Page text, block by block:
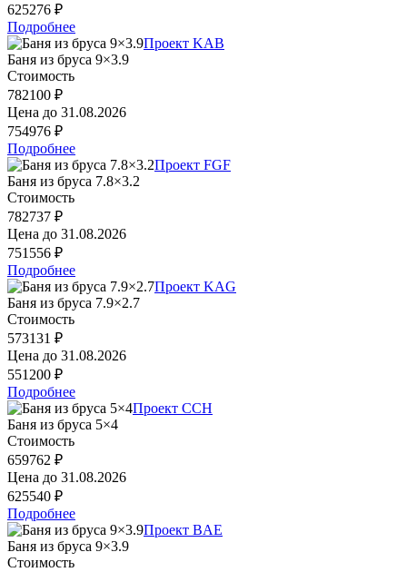
625276 ₽
Подробнее
Проект KAB
Баня из бруса 9×3.9
Стоимость
782100 ₽
Цена до 31.08.2026
754976 ₽
Подробнее
Проект FGF
Баня из бруса 7.8×3.2
Стоимость
782737 ₽
Цена до 31.08.2026
751556 ₽
Подробнее
Проект KAG
Баня из бруса 7.9×2.7
Стоимость
573131 ₽
Цена до 31.08.2026
551200 ₽
Подробнее
Проект CCH
Баня из бруса 5×4
Стоимость
659762 ₽
Цена до 31.08.2026
625540 ₽
Подробнее
Проект BAE
Баня из бруса 9×3.9
Стоимость